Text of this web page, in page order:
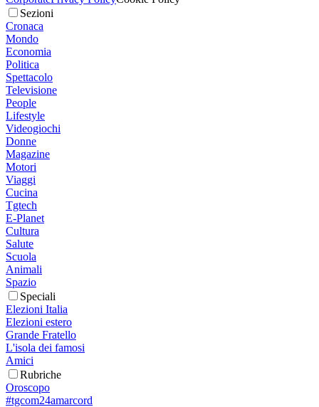
Sezioni
Cronaca
Mondo
Economia
Politica
Spettacolo
Televisione
People
Lifestyle
Videogiochi
Donne
Magazine
Motori
Viaggi
Cucina
Tgtech
E-Planet
Cultura
Salute
Scuola
Animali
Spazio
Speciali
Elezioni Italia
Elezioni estero
Grande Fratello
L'isola dei famosi
Amici
Rubriche
Oroscopo
#tgcom24amarcord